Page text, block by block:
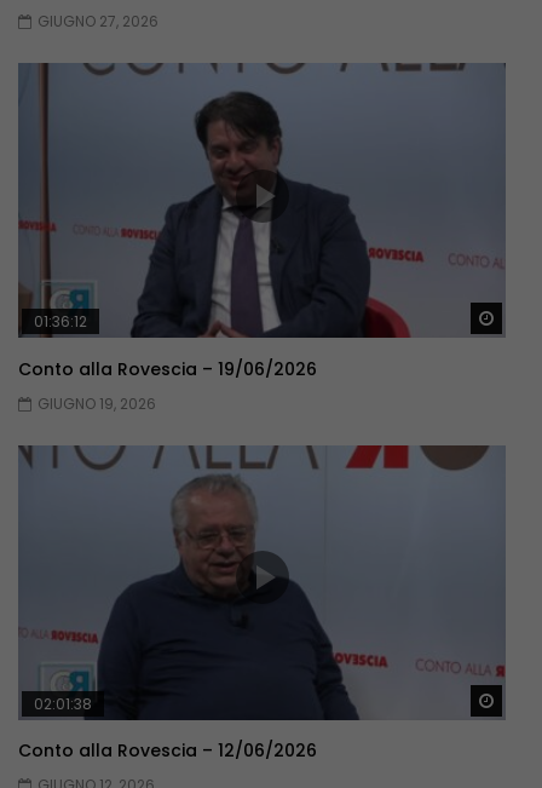
GIUGNO 27, 2026
01:36:12
Conto alla Rovescia – 19/06/2026
GIUGNO 19, 2026
02:01:38
Conto alla Rovescia – 12/06/2026